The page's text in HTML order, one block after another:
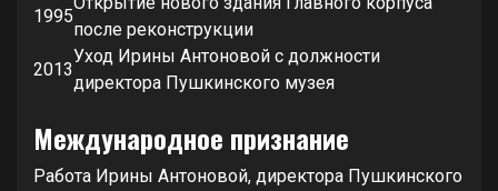
1995
после реконструкции
2013
Уход Ирины Антоновой с должности
директора Пушкинского музея
Международное признание
Работа Ирины Антоновой, директора Пушкинского